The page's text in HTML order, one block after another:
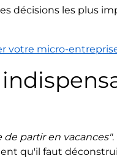
décisions les plus
votre micro-
partir en vacances".
qu'il faut